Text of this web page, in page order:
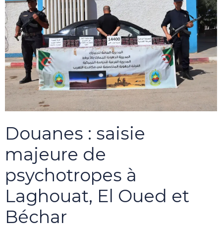
Douanes : saisie
majeure de
psychotropes à
Laghouat, El Oued et
Béchar